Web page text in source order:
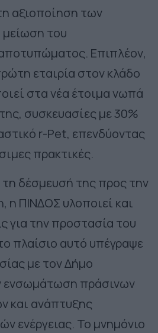
αξιοποίηση των
του
Επιπλέον,
εταιρία στον κλάδο
στα νέα έτοιμα νωπά
συσκευασίες με 30%
r-Pet, επενδύοντας
πρακτικές.
δέσμευσή της προς την
η ΠΙΝΔΟΣ υλοποιεί και
για την προστασία του
πλαίσιο αυτό υπέγραψε
με τον Δήμο
ενσωμάτωση πράσινων
και ανάπτυξης
ενέργειας. Το μνημόνιο